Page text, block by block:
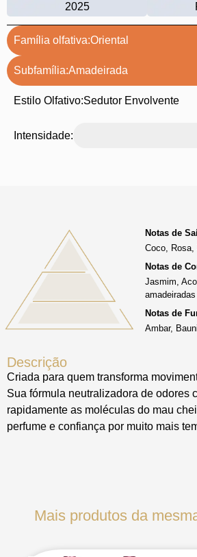
2025
Família olfativa:Oriental
Subfamília:Amadeirada
Estilo Olfativo:Sedutor Envolvente
Intensidade:
Descrição
Criada para quem transforma
Sua fórmula neutralizadora de odores
rapidamente as moléculas do mau
perfume e confiança por muito mais
Notas de
Coco, Rosa,
Notas de
Jasmim,
amadeiradas
Notas de
Ambar,
Mais produtos da